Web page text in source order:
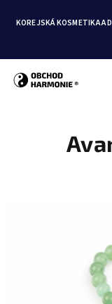
KOREJSKÁ KOSMETIKA A